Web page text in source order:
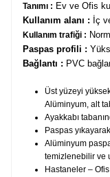
Tanımı : Ev ve Ofis
Kullanım alanı : İç
Kullanım trafiği :
Paspas profili :
Bağlantı : PVC
Üst yüzeyi
Alüminyum, alt
Ayakkabı
Paspas
Alüminyum
temizlenebilir ve
Hastaneler –